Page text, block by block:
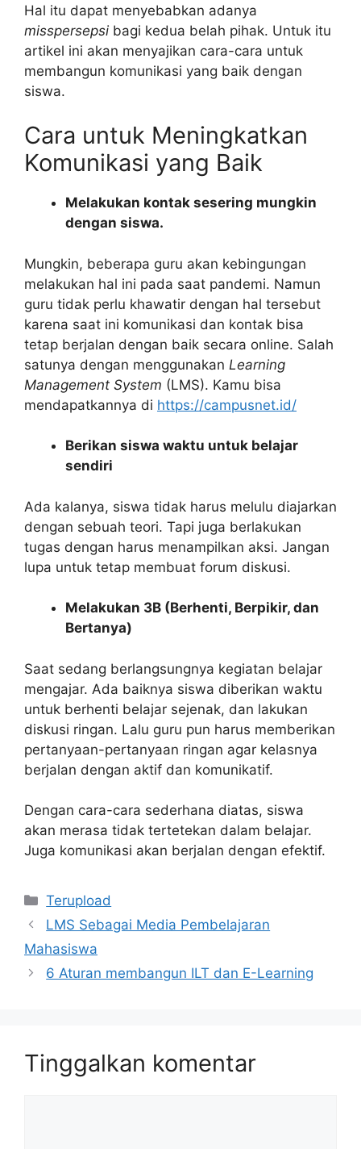
Hal itu dapat menyebabkan adanya
misspersepsi bagi kedua belah pihak. Untuk itu
artikel ini akan menyajikan cara-cara untuk
membangun komunikasi yang baik dengan
siswa.
Cara untuk Meningkatkan
Komunikasi yang Baik
Melakukan kontak sesering mungkin
dengan siswa.
Mungkin, beberapa guru akan kebingungan
melakukan hal ini pada saat pandemi. Namun
guru tidak perlu khawatir dengan hal tersebut
karena saat ini komunikasi dan kontak bisa
tetap berjalan dengan baik secara online. Salah
satunya dengan menggunakan Learning
Management System (LMS). Kamu bisa
mendapatkannya di https://campusnet.id/
Berikan siswa waktu untuk belajar
sendiri
Ada kalanya, siswa tidak harus melulu diajarkan
dengan sebuah teori. Tapi juga berlakukan
tugas dengan harus menampilkan aksi. Jangan
lupa untuk tetap membuat forum diskusi.
Melakukan 3B (Berhenti, Berpikir, dan
Bertanya)
Saat sedang berlangsungnya kegiatan belajar
mengajar. Ada baiknya siswa diberikan waktu
untuk berhenti belajar sejenak, dan lakukan
diskusi ringan. Lalu guru pun harus memberikan
pertanyaan-pertanyaan ringan agar kelasnya
berjalan dengan aktif dan komunikatif.
Dengan cara-cara sederhana diatas, siswa
akan merasa tidak tertetekan dalam belajar.
Juga komunikasi akan berjalan dengan efektif.
Kategori
Terupload
LMS Sebagai Media Pembelajaran
Mahasiswa
6 Aturan membangun ILT dan E-Learning
Tinggalkan komentar